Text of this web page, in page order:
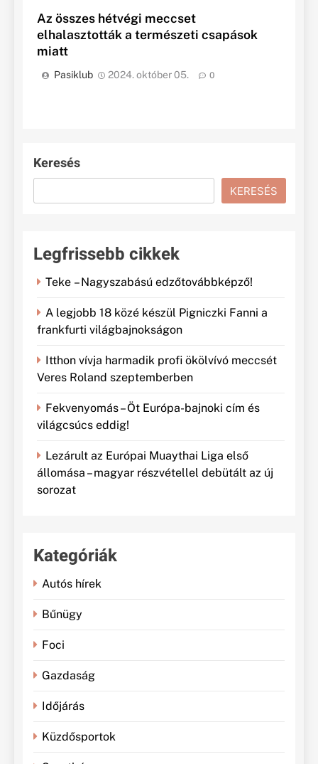
Az összes hétvégi meccset
elhalasztották a természeti csapások
miatt
Pasiklub 2024. október 05. 0
Keresés
KERESÉS
Legfrissebb cikkek
Teke – Nagyszabású edzőtovábbképző!
A legjobb 18 közé készül Pigniczki Fanni a
frankfurti világbajnokságon
Itthon vívja harmadik profi ökölvívó meccsét
Veres Roland szeptemberben
Fekvenyomás – Öt Európa-bajnoki cím és
világcsúcs eddig!
Lezárult az Európai Muaythai Liga első
állomása – magyar részvétellel debütált az új
sorozat
Kategóriák
Autós hírek
Bűnügy
Foci
Gazdaság
Időjárás
Küzdősportok